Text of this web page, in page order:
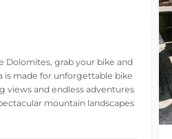
Dolomites, grab your bike and
is made for unforgettable bike
views and endless adventures
mountain landscapes